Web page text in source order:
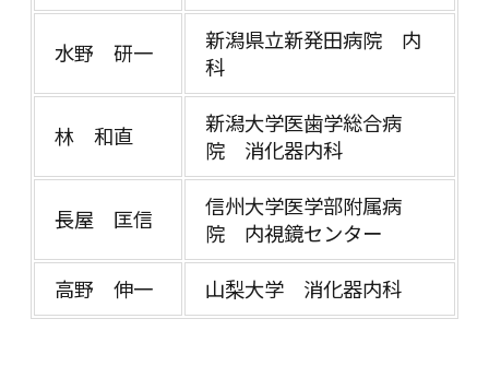
水野 研一
新潟県立新発田病院 内
科
林 和直
新潟大学医歯学総合病
院 消化器内科
長屋 匡信
信州大学医学部附属病
院 内視鏡センター
高野 伸一
山梨大学 消化器内科